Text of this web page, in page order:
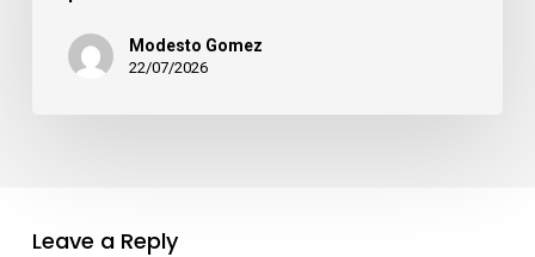
Modesto Gomez
22/07/2026
Leave a Reply